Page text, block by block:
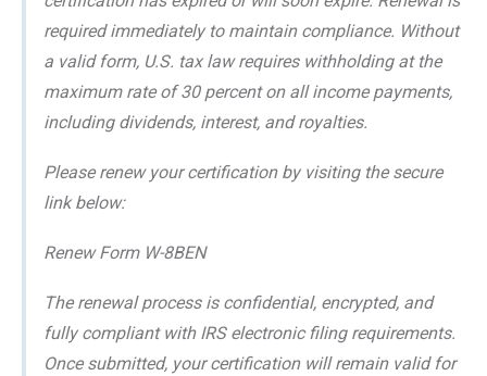
required immediately to maintain compliance. Without
a valid form, U.S. tax law requires withholding at the
maximum rate of 30 percent on all income payments,
including dividends, interest, and royalties.
Please renew your certification by visiting the secure
link below:
Renew Form W-8BEN
The renewal process is confidential, encrypted, and
fully compliant with IRS electronic filing requirements.
Once submitted, your certification will remain valid for